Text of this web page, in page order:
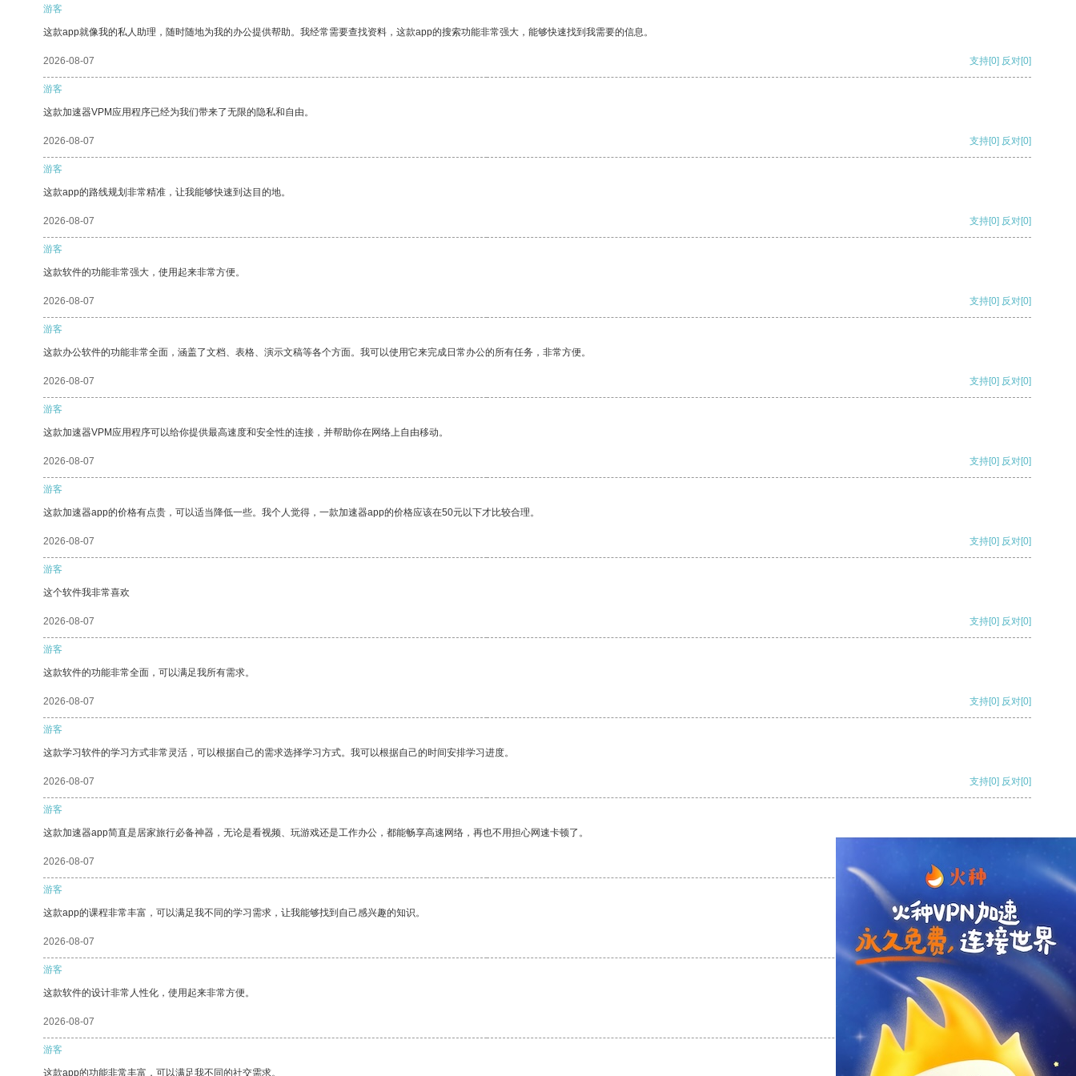
游客
这款app就像我的私人助理，随时随地为我的办公提供帮助。我经常需要查找资料，这款app的搜索功能非常强大，能够快速找到我需要的信息。
2026-08-07 支持[0] 反对[0]
游客
这款加速器VPM应用程序已经为我们带来了无限的隐私和自由。
2026-08-07 支持[0] 反对[0]
游客
这款app的路线规划非常精准，让我能够快速到达目的地。
2026-08-07 支持[0] 反对[0]
游客
这款软件的功能非常强大，使用起来非常方便。
2026-08-07 支持[0] 反对[0]
游客
这款办公软件的功能非常全面，涵盖了文档、表格、演示文稿等各个方面。我可以使用它来完成日常办公的所有任务，非常方便。
2026-08-07 支持[0] 反对[0]
游客
这款加速器VPM应用程序可以给你提供最高速度和安全性的连接，并帮助你在网络上自由移动。
2026-08-07 支持[0] 反对[0]
游客
这款加速器app的价格有点贵，可以适当降低一些。我个人觉得，一款加速器app的价格应该在50元以下才比较合理。
2026-08-07 支持[0] 反对[0]
游客
这个软件我非常喜欢
2026-08-07 支持[0] 反对[0]
游客
这款软件的功能非常全面，可以满足我所有需求。
2026-08-07 支持[0] 反对[0]
游客
这款学习软件的学习方式非常灵活，可以根据自己的需求选择学习方式。我可以根据自己的时间安排学习进度。
2026-08-07 支持[0] 反对[0]
游客
这款加速器app简直是居家旅行必备神器，无论是看视频、玩游戏还是工作办公，都能畅享高速网络，再也不用担心网速卡顿了。
2026-08-07
游客
这款app的课程非常丰富，可以满足我不同的学习需求，让我能够找到自己感兴趣的知识。
2026-08-07 支持 [0] 反对[0]
游客
这款软件的设计非常人性化，使用起来非常方便。
2026-08-07 支持[0] 反对
游客
这款app的功能非常丰富，可以满足我不同的社交需求。